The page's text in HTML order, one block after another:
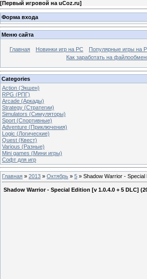
[Первый игровой на uCoz.ru]
Форма входа
Меню сайта
Главная Новинки игр на PC Популярные игры на
Как заработать на
Categories
Action (Экшен)
RPG (РПГ)
Arcade (Аркады)
Strategy (Стратегии)
Simulators (Симуляторы)
Sport (Спортивные)
Adventure (Приключения)
Logic (Логические)
Quest (Квест)
Various (Разные)
Mini games (Мини игры)
Софт для игр
Главная » 2013 » Октябрь » 5 » Shadow Warrior -
Shadow Warrior - Special Edition [v 1.0.4.0 + 5 DLC]